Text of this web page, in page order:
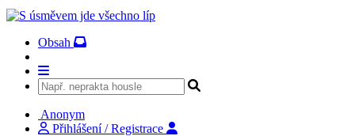
Obsah
Anonym
Přihlášení / Registrace